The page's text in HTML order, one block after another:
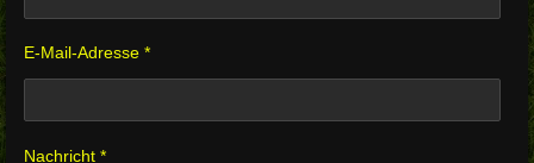
E-Mail-Adresse *
Nachricht *